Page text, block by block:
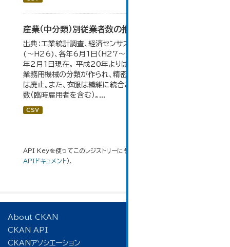
産業（中分類）別従業者数の推移
出典：工業統計調査、経済センサス。 各年12月31日現在
(～H26)、各年6月1日（H27～）・平成23年のみ平成24
年2月1日現在。 平成20年よりはん用機械、生産用機械、
業務用機械の分類が作られ、精密機械、一般用機械の分類
は廃止。また、衣服は繊維に統合された。 数値は総従業者
数（臨時雇用者を含む）。...
CSV
API Keyを使ってこのレジストリーにもアクセス可能です
APIドキュメント).
About CKAN
CKAN API
CKANアソシエーション